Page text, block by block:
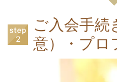
ご入会手続
意）・プロ